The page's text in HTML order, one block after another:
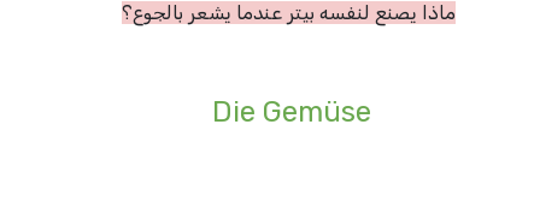
ماذا يصنع لنفسه بيتر عندما يشعر بالجوع؟
Die Gemüse